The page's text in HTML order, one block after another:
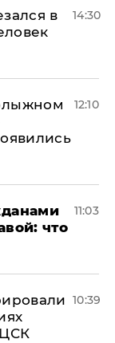
в
14:30
12:10
что
11:03
10:39